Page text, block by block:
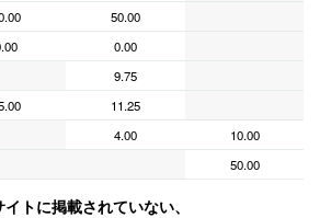
50.00
0.00
9.75
11.25
4.00
10.00
50.00
トに掲載されていない、